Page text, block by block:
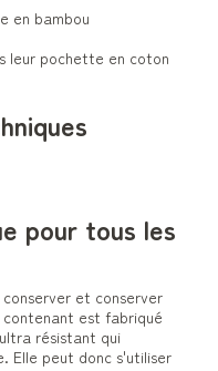
pour tous les
et conserver
est fabriqué
résistant qui
Elle peut donc s'utiliser
en bambou
leur pochette en coton